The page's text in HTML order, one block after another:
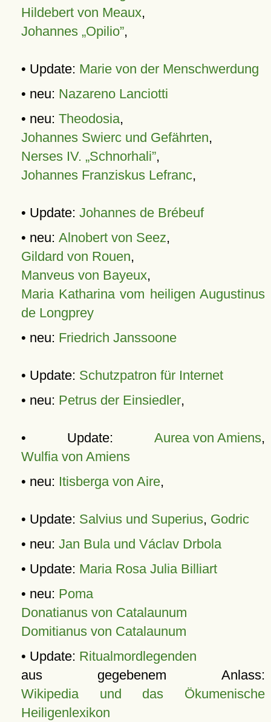
Hildebert von Meaux,
Johannes „Opilio”,
• Update: Marie von der Menschwerdung
• neu: Nazareno Lanciotti
• neu: Theodosia,
Johannes Swierc und Gefährten,
Nerses IV. „Schnorhali”,
Johannes Franziskus Lefranc,
• Update: Johannes de Brébeuf
• neu: Alnobert von Seez,
Gildard von Rouen,
Manveus von Bayeux,
Maria Katharina vom heiligen Augustinus
de Longprey
• neu: Friedrich Janssoone
• Update: Schutzpatron für Internet
• neu: Petrus der Einsiedler,
• Update: Aurea von Amiens,
Wulfia von Amiens
• neu: Itisberga von Aire,
• Update: Salvius und Superius, Godric
• neu: Jan Bula und Václav Drbola
• Update: Maria Rosa Julia Billiart
• neu: Poma
Donatianus von Catalaunum
Domitianus von Catalaunum
• Update: Ritualmordlegenden
aus gegebenem Anlass:
Wikipedia und das Ökumenische
Heiligenlexikon